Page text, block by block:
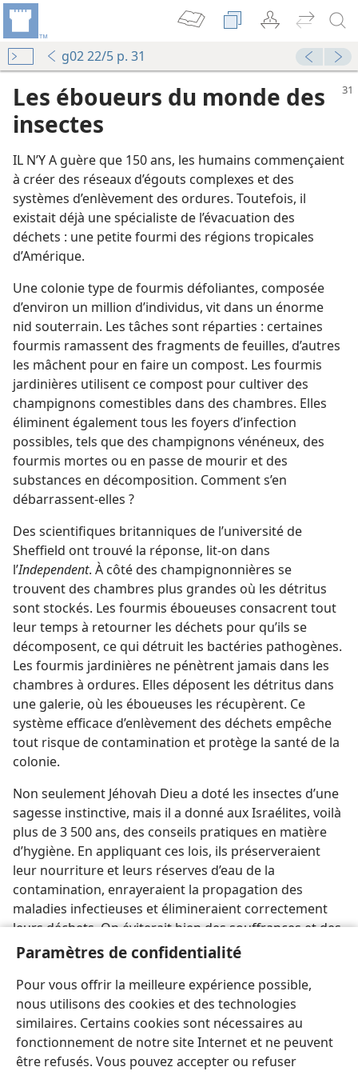
Paramètres de confidentialité
Pour vous offrir la meilleure expérience possible,
nous utilisons des cookies et des technologies
similaires. Certains cookies sont nécessaires au
fonctionnement de notre site Internet et ne peuvent
être refusés. Vous pouvez accepter ou refuser
g02 22/5 p. 31
Les éboueurs du monde des
insectes
IL N’Y A guère que 150 ans, les humains commençaient
à créer des réseaux d’égouts complexes et des
systèmes d’enlèvement des ordures. Toutefois, il
existait déjà une spécialiste de l’évacuation des
déchets : une petite fourmi des régions tropicales
d’Amérique.
Une colonie type de fourmis défoliantes, composée
d’environ un million d’individus, vit dans un énorme
nid souterrain. Les tâches sont réparties : certaines
fourmis ramassent des fragments de feuilles, d’autres
les mâchent pour en faire un compost. Les fourmis
jardinières utilisent ce compost pour cultiver des
champignons comestibles dans des chambres. Elles
éliminent également tous les foyers d’infection
possibles, tels que des champignons vénéneux, des
fourmis mortes ou en passe de mourir et des
substances en décomposition. Comment s’en
débarrassent-​elles ?
Des scientifiques britanniques de l’université de
Sheffield ont trouvé la réponse, lit-​on dans
l’Independent. À côté des champignonnières se
trouvent des chambres plus grandes où les détritus
sont stockés. Les fourmis éboueuses consacrent tout
leur temps à retourner les déchets pour qu’ils se
décomposent, ce qui détruit les bactéries pathogènes.
Les fourmis jardinières ne pénètrent jamais dans les
chambres à ordures. Elles déposent les détritus dans
une galerie, où les éboueuses les récupèrent. Ce
système efficace d’enlèvement des déchets empêche
tout risque de contamination et protège la santé de la
colonie.
Non seulement Jéhovah Dieu a doté les insectes d’une
sagesse instinctive, mais il a donné aux Israélites, voilà
plus de 3 500 ans, des conseils pratiques en matière
d’hygiène. En appliquant ces lois, ils préserveraient
leur nourriture et leurs réserves d’eau de la
contamination, enrayeraient la propagation des
maladies infectieuses et élimineraient correctement
leurs déchets. On éviterait bien des souffrances et des
décès si on suivait les mêmes principes à notre
Deutéronome 23:9-14.